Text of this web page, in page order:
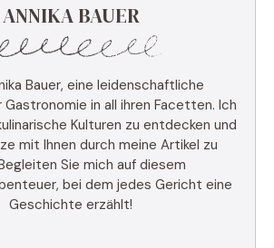
ANNIKA BAUER
Bauer, eine leidenschaftliche
Gastronomie in all ihren Facetten. Ich
Kulturen zu entdecken und
mit Ihnen durch meine Artikel zu
Sie mich auf diesem
bei dem jedes Gericht eine
Geschichte erzählt!